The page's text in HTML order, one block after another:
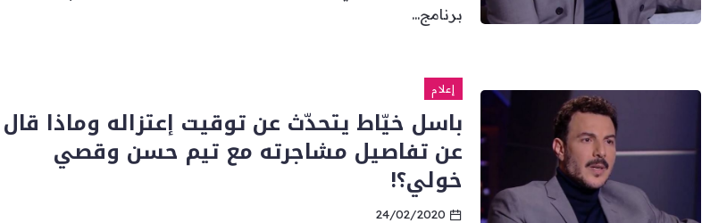
برنامج...
إعلام
باسل خيّاط يتحدّث عن توقيت إعتزاله وماذا قال
عن تفاصيل مشاجرته مع تيم حسن وقصي
خولي؟!
24/02/2020